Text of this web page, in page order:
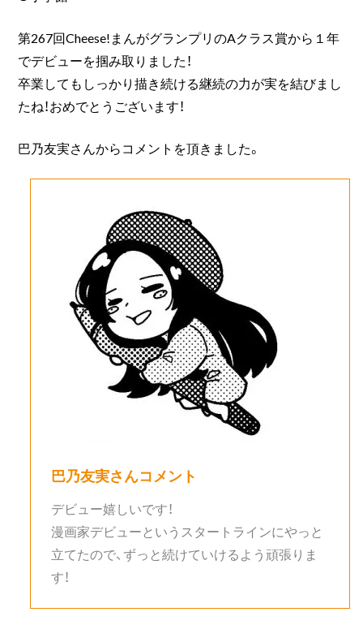
第267回Cheese!まんがグランプリのAクラス賞から１年
でデビューを掴み取りました！
卒業してもしっかり描き続ける継続の力が実を結びまし
たね！おめでとうございます！
巴乃友実さんからコメントを頂きました。
巴乃友実さんコメント
デビュー嬉しいです！
漫画家デビューというスタートラインにやっと
立てたので、ずっと続けていけるよう頑張りま
す！